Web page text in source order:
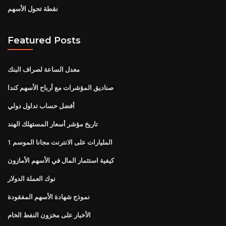
نقطة تحول الأسهم
Featured Posts
معدل الساعة لصراف البنك
صناديق المؤشرات مع أرباح الأسهم كندا
أفضل حساب تداول دولي
تاريخ مؤشر أسعار المستهلك الهند
المليارات على الانترنت مجانا الموسم 1
كيفية استثمار المال في الأسهم الأمازون
نوك العملة الدولار
نموذج شهادة الأسهم المفقودة
الأخبار على مخزون النفط الخام